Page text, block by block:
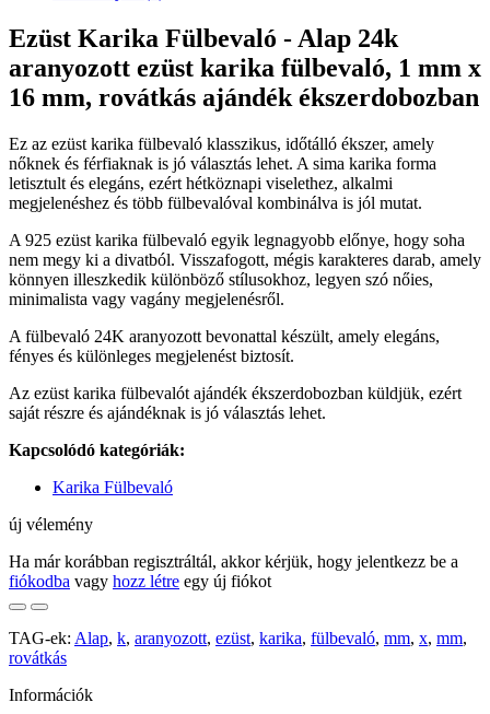
Ezüst Karika Fülbevaló - Alap 24k
aranyozott ezüst karika fülbevaló, 1 mm x
16 mm, rovátkás ajándék ékszerdobozban
Ez az ezüst karika fülbevaló klasszikus, időtálló ékszer, amely
nőknek és férfiaknak is jó választás lehet. A sima karika forma
letisztult és elegáns, ezért hétköznapi viselethez, alkalmi
megjelenéshez és több fülbevalóval kombinálva is jól mutat.
A 925 ezüst karika fülbevaló egyik legnagyobb előnye, hogy soha
nem megy ki a divatból. Visszafogott, mégis karakteres darab, amely
könnyen illeszkedik különböző stílusokhoz, legyen szó nőies,
minimalista vagy vagány megjelenésről.
A fülbevaló 24K aranyozott bevonattal készült, amely elegáns,
fényes és különleges megjelenést biztosít.
Az ezüst karika fülbevalót ajándék ékszerdobozban küldjük, ezért
saját részre és ajándéknak is jó választás lehet.
Kapcsolódó kategóriák:
Karika Fülbevaló
új vélemény
Ha már korábban regisztráltál, akkor kérjük, hogy jelentkezz be a
fiókodba vagy hozz létre egy új fiókot
TAG-ek: Alap, k, aranyozott, ezüst, karika, fülbevaló, mm, x, mm,
rovátkás
Információk